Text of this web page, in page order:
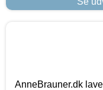
AnneBrauner.dk